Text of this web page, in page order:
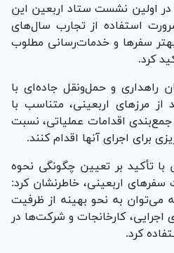
در اولین نشست ستاد اربعین این
سال ۱۴۰۵، بر ضرورت استفاده از تجارب سال‌های
سفر‌ها و خدمات‌رسانی مطلوب
کرد.
راهداری و حمل‌ونقل جاده‌ای با
از مرز‌های اربعینی، متناسب با
جمع‌بندی اقدامات عملیاتی، نسبت
برای اجرای آنها اقدام کنند.
تأکید بر تعیین چگونگی نحوه
اربعینی، خاطرنشان کرد:
می‌توان به نحو بهینه از ظرفیت
اجرایی، کارخانجات و شرکت‌ها در
کرد.